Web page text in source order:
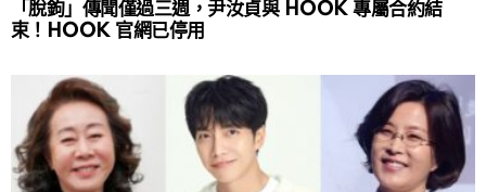
「脫鉤」傳聞僅過三週，尹汝貞與 HOOK 專屬合約結
束！HOOK 官網已停用